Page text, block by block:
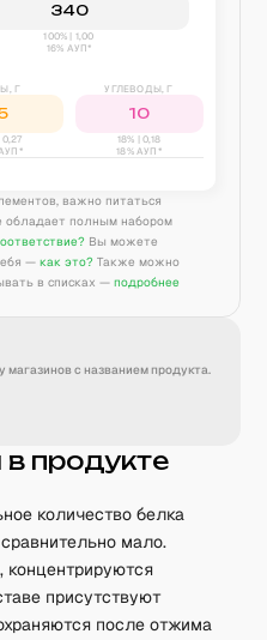
340
100% | 1,00
16% АУП*
Г
0,27
УГЛЕВОДЫ, Г
10
18% |0,18
18% АУП*
важно питаться
обладает полным набором
Вы можете
— как это? Также можно
в списках — подробнее
с названием продукта.
продукте
количество белка
мало.
концентрируются
присутствуют
после отжима